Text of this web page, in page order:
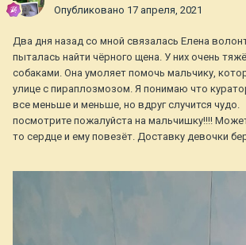
Опубликовано 17 апреля, 2021
Два дня назад со мной связалась Елена
пыталась найти чёрного щена. У них очень
собаками. Она умоляет помочь мальчику,
улице с пираплозмозом. Я понимаю что
все меньше и меньше, но вдруг случится чудо.
посмотрите пожалуйста на мальчишку!!!!
то сердце и ему повезёт. Доставку девочки